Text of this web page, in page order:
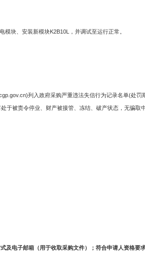
块、安装新模块K2B10L，并调试至运行正常。
列入政府采购严重违法失信行为记录名单(处罚
于被责令停业、财产被接管、冻结、破产状态，无骗取
及电子邮箱（用于收取采购文件）；符合申请人资格要